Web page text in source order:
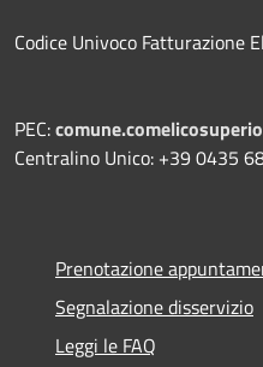
Codice Univoco Fatturazione
PEC:
Centralino Unico: +39 0435
Prenotazione
Segnalazione disservizio
Leggi le FAQ